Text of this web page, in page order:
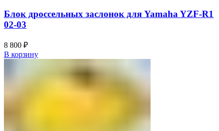
Блок дроссельных заслонок для Yamaha YZF-R1
02-03
8 800 ₽
В корзину